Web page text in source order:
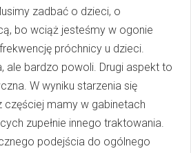
zadbać o dzieci, o
bo wciąż jesteśmy w ogonie
próchnicy u dzieci.
ale bardzo powoli. Drugi aspekt to
W wyniku starzenia się
częściej mamy w gabinetach
zupełnie innego traktowania.
podejścia do ogólnego